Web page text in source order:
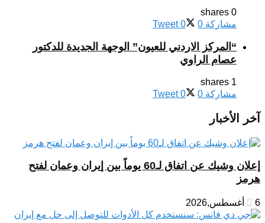
0 shares
مشاركة 0
Tweet 0
“المركز الاردني للعيون” الوجهة الجديدة للدكتور
عصام الراوي
1 shares
مشاركة 0
Tweet 0
آخر الأخبار
إعلان وشيك عن اتفاق لـ60 يوماً بين إيران وعمان لفتح
هرمز
6 أغسطس,2026